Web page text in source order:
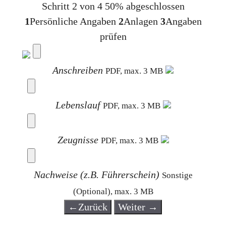
Schritt 2 von 4 50% abgeschlossen
1Persönliche Angaben 2Anlagen 3Angaben
prüfen
Anschreiben PDF, max. 3 MB
Lebenslauf PDF, max. 3 MB
Zeugnisse PDF, max. 3 MB
Nachweise (z.B. Führerschein) Sonstige
(Optional), max. 3 MB
← Zurück Weiter →